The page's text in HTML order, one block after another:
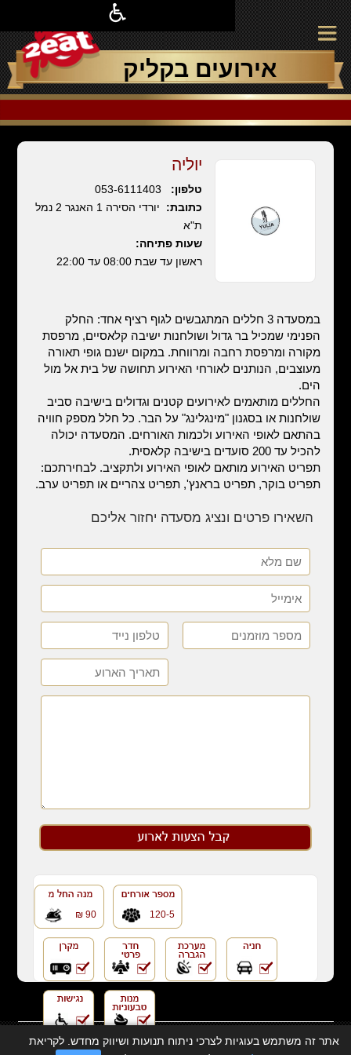
אירועים בקליק
יוליה
טלפון:
כתובת:
יורדי הסירה 1 האנגר 2 נמל
ת"א
שעות פתיחה:
ראשון עד שבת 08:00 עד 22:00
במסעדה 3 חללים המתגבשים לגוף רציף אחד: החלק
הפנימי שמכיל בר גדול ושולחנות ישיבה קלאסיים, מרפסת
מקורה ומרפסת רחבה ומרווחת. במקום ישנם גופי תאורה
מעוצבים, הנותנים לאורחי האירוע תחושה של בית אל מול
הים.
החללים מותאמים לאירועים קטנים וגדולים בישיבה סביב
שולחנות או בסגנון "מינגלינג" על הבר. כל חלל מספק חוויה
בהתאם לאופי האירוע ולכמות האורחים. המסעדה יכולה
להכיל עד 200 סועדים בישיבה קלאסית.
תפריט האירוע מותאם לאופי האירוע ולתקציב. לבחירתכם:
תפריט בוקר, תפריט בראנץ', תפריט צהריים או תפריט ערב.
השאירו פרטים ונציג מסעדה יחזור אליכם
120-5
90 ₪
כל הזכויות שמורות © 2eat.co.il
אתר זה משתמש בעוגיות לצרכי ניתוח תנועות ושיווק מחדש. לקריאת